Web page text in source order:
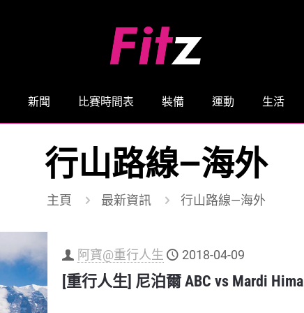
新聞 比賽時間表 裝備 運動 生活
行山路線—海外
主頁 最新資訊 行山路線—海外
阿寶@重行人生 2018-04-09
[重行人生] 尼泊爾 ABC vs Mardi Himal